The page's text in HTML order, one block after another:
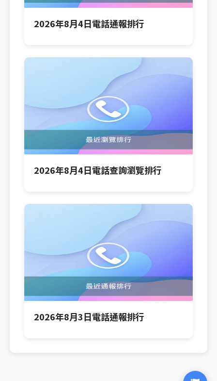
2026年8月4日電話通報排行
2026年8月4日電話查詢瀏覽排行
2026年8月3日電話通報排行